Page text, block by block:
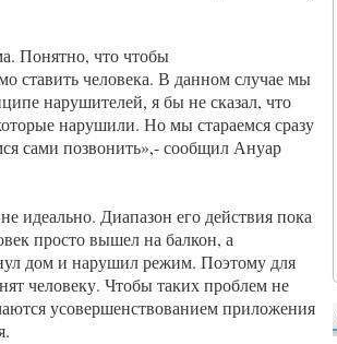
Понятно, что чтобы
ставить человека. В данном случае мы
нарушителей, я бы не сказал, что
нарушили. Но мы стараемся сразу
сами позвонить»,- сообщил Ануар
идеально. Диапазон его действия пока
просто вышел на балкон, а
дом и нарушил режим. Поэтому для
человеку. Чтобы таких проблем не
усовершенствованием приложения